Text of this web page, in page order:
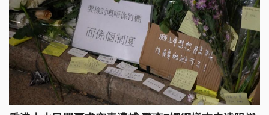
的燃燒風險，建構真正安全的都市防災韌性已是當務
之急。